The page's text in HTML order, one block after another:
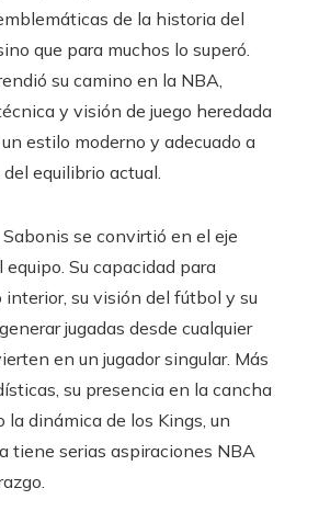
de la historia del
que para muchos lo superó.
su camino en la NBA,
y visión de juego heredada
estilo moderno y adecuado a
equilibrio actual.
se convirtió en el eje
Su capacidad para
interior, su visión del fútbol y su
jugadas desde cualquier
en un jugador singular. Más
su presencia en la cancha
la dinámica de los Kings, un
tiene serias aspiraciones NBA